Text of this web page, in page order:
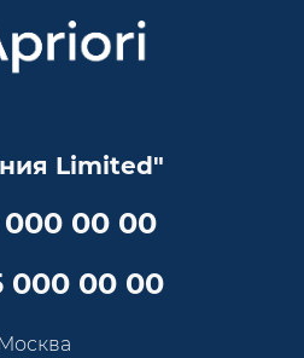
Limited"
00 00
000 00 00
Москва